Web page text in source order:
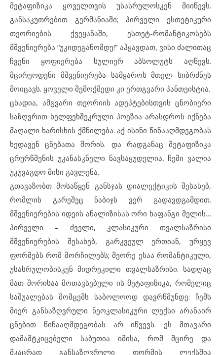
მეტაფიზიკა ყოველთვის უსასრულოსკენ მიიწევს.
განსაკუთრებით გერმანიაში; პირველი ესთეტიკური
თეორიების ქვეყანაში, ესთეტ-რომანტიკოსებს
მშვენიერება “უკიდეგანომდე!” აჰყავდათ, ვისი ძალითაც
ჩვენი ყოფიერება სულიერ აბსოლუტს აღწევს.
მცირეოდენი მშვენიერება სამყაროს მთელ სიბრძნეს
მოიცავს. ყოველი შემოქმედი კი ერთგვარი პანთეისტია.
ცხადია, ამგვარი თეორიის ადეპტებისთვის ცნობიერი
საზღვრით ხელფეხშეკრული პოეზია არასდროს იქნება
მაღალი ხარისხის ქმნილება. აქ ისინი წინააღმდეგობას
ხედავენ ცნებათა შორის. და რადგანაც მეტაფიზიკა
ცრურწმენის უკანასკნელი ნავსაყუდელია, ჩემი ვალია
უკუვაგდო მისი გავლენა.
გთავაზობთ მოსაწყენ განსჯას დიალექტიკის შესახებ,
რომლის გარეშეც ნაბიჯს ვერ გადავდგამდით.
მშვენიერების იდეის ანალიზისას ორი ხაფანგი მელის…
პირველი – ძველი, კლასიკური თვალსაზრისი
მშვენიერების შესახებ, გარკვეულ ერთიან, ურყევ
ფორმებს რომ მორჩილებს; მეორე ესაა რომანტიკული,
უსასრულობისკენ მიდრეკილი თვალსაზრისი. სადღაც
მათ შორისაა მოთავსებული ის მეტაფიზიკა, რომელიც
საშუალებას მომცემს საბოლოოდ დავრწმუნდე: ჩემს
მიერ განსაზღვრული ნეოკლასიკური ლექსი არანაირ
ცნებით წინააღმდეგობას არ იწვევს. ეს მთავარი
დამამტკიცებელი საბუთია იმისა, რომ მცირე და
მკაცრად განსაზღვრული ფორმის ლექსშია